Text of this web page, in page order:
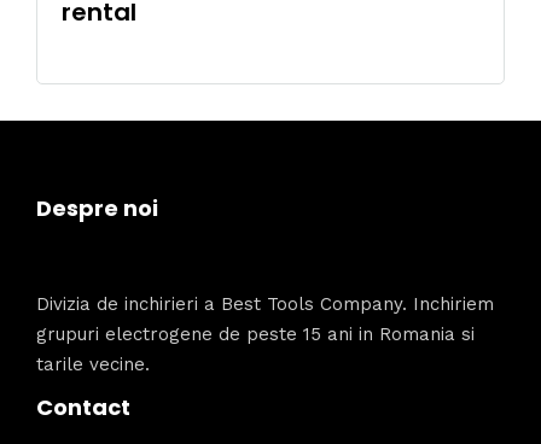
rental
Despre noi
Divizia de inchirieri a Best Tools Company. Inchiriem
grupuri electrogene de peste 15 ani in Romania si
tarile vecine.
Contact